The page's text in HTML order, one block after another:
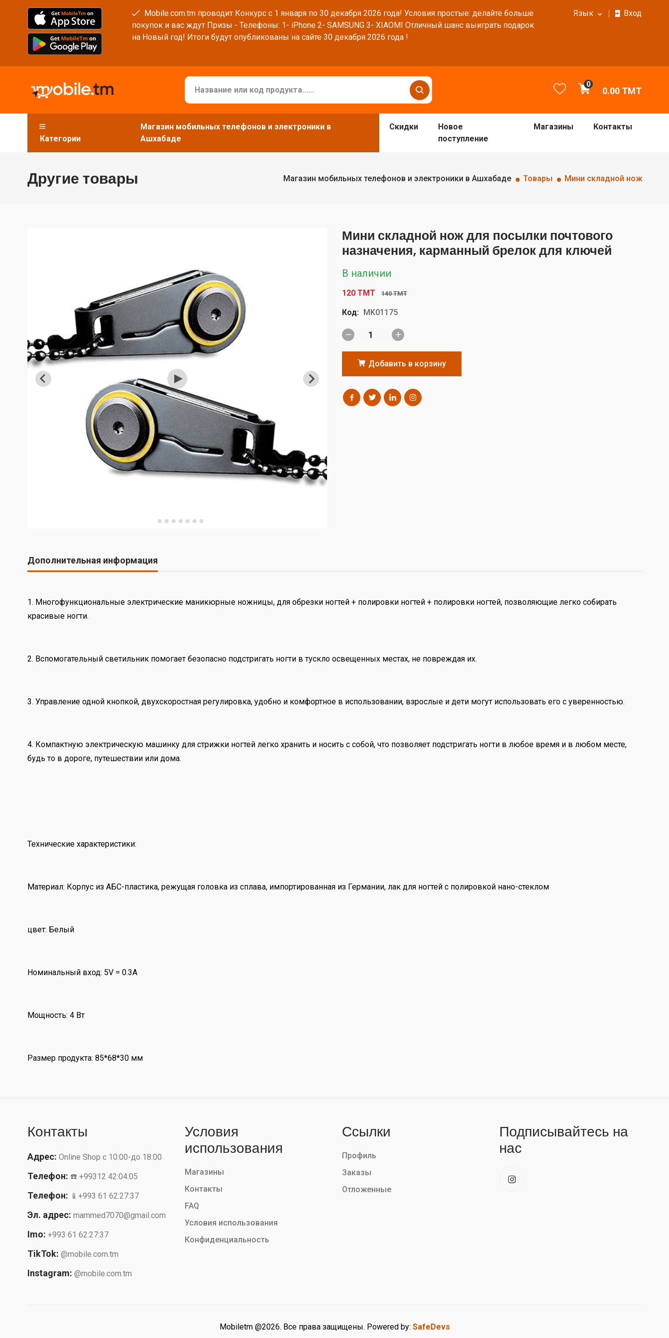
Mobile.com.tm проводит Конкурс с 1 января по 30 декабря 2026 года! Условия простые: делайте больше
покупок и вас ждут Призы - Телефоны: 1- iPhone 2- SAMSUNG 3- XIAOMI Отличный шанс выиграть подарок
на Новый год! Итоги будут опубликованы на сайте 30 декабря 2026 года !
Язык Вход
0
0.00 TMT
Категории
Магазин мобильных телефонов и электроники в
Ашхабаде
Скидки
Новое
поступление
Магазины Контакты
Другие товары Магазин мобильных телефонов и электроники в Ашхабаде Товары Мини складной нож
Мини складной нож для посылки почтового
назначения, карманный брелок для ключей
В наличии
120 TMT 140 TMT
Код: MK01175
Добавить в корзину
Дополнительная информация
1. Многофункциональные электрические маникюрные ножницы, для обрезки ногтей + полировки ногтей + полировки ногтей, позволяющие легко собирать
красивые ногти.
2. Вспомогательный светильник помогает безопасно подстригать ногти в тускло освещенных местах, не повреждая их.
3. Управление одной кнопкой, двухскоростная регулировка, удобно и комфортное в использовании, взрослые и дети могут использовать его с уверенностью.
4. Компактную электрическую машинку для стрижки ногтей легко хранить и носить с собой, что позволяет подстригать ногти в любое время и в любом месте,
будь то в дороге, путешествии или дома.
Технические характеристики:
Материал: Корпус из АБС-пластика, режущая головка из сплава, импортированная из Германии, лак для ногтей с полировкой нано-стеклом
цвет: Белый
Номинальный вход: 5V = 0.3A
Мощность: 4 Вт
Размер продукта: 85*68*30 мм
Контакты
Адрес: Online Shop с 10:00-до 18:00
Телефон: ☎️ +99312 42:04:05
Телефон: 📱+993 61 62:27:37
Эл. адрес: mammed7070@gmail.com
Imo: +993 61 62:27:37
TikTok: @mobile.com.tm
Instagram: @mobile.com.tm
Условия
использования
Магазины
Контакты
FAQ
Условия использования
Конфиденциальность
Ссылки
Профиль
Заказы
Отложенные
Подписывайтесь на
нас
Mobiletm @2026. Все права защищены. Powered by: SafeDevs